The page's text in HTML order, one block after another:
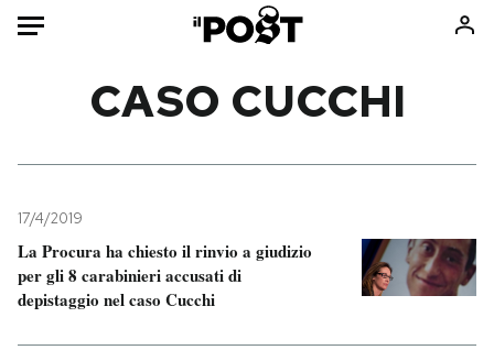
Mondo
Politica
Tecnologia
Internet
Scienza
Consumismi
Media
CASO CUCCHI
17/4/2019
La Procura ha chiesto il rinvio a giudizio
per gli 8 carabinieri accusati di
depistaggio nel caso Cucchi